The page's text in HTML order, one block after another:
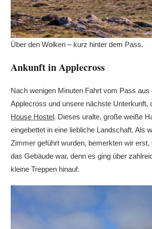
Über den Wolken – kurz hinter dem Pass.
Ankunft in Applecross
Nach wenigen Minuten Fahrt vom Pass aus
Applecross und unsere nächste Unterkunft,
House Hostel. Dieses uralte, große weiße
eingebettet in eine liebliche Landschaft. Als
Zimmer geführt wurden, bemerkten wir erst,
das Gebäude war, denn es ging über
kleine Treppen hinauf.